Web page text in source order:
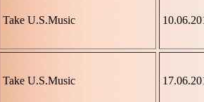
Take U.S.Music
Take U.S.Music